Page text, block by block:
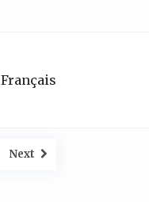
Français
Next